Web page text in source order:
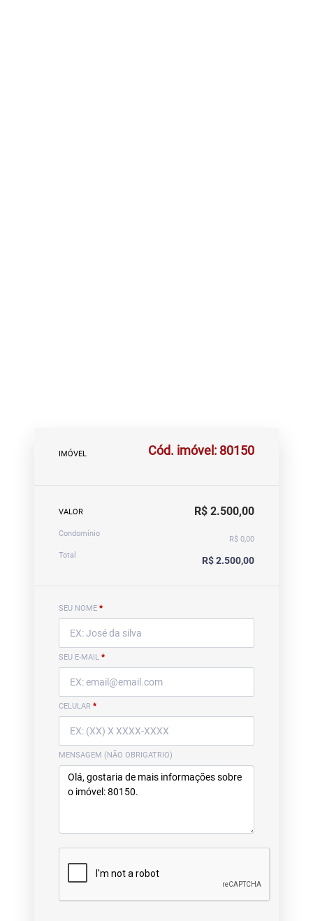
IMÓVEL Cód. imóvel: 80150
VALOR R$ 2.500,00
Condomínio
R$ 0,00
Total
R$ 2.500,00
SEU NOME *
SEU E-MAIL *
CELULAR *
MENSAGEM (NÃO OBRIGATRIO)